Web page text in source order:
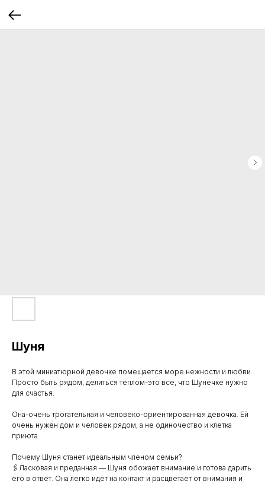
Шуня
В этой миниатюрной девочке помещается море нежности и любви.
Просто быть рядом, делиться теплом-это все, что Шунечке нужно
для счастья.
Она-очень трогательная и человеко-ориентированная девочка. Ей
очень нужен дом и человек рядом, а не одиночество и клетка
приюта.
Почему Шуня станет идеальным членом семьи?
🖇️Ласковая и преданная — Шуня обожает внимание и готова дарить
его в ответ. Она легко идёт на контакт и расцветает от внимания и